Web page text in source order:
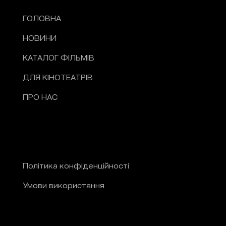
ГОЛОВНА
НОВИНИ
КАТАЛОГ ФІЛЬМІВ
ДЛЯ КІНОТЕАТРІВ
ПРО НАС
Політика конфіденційності
Умови використання